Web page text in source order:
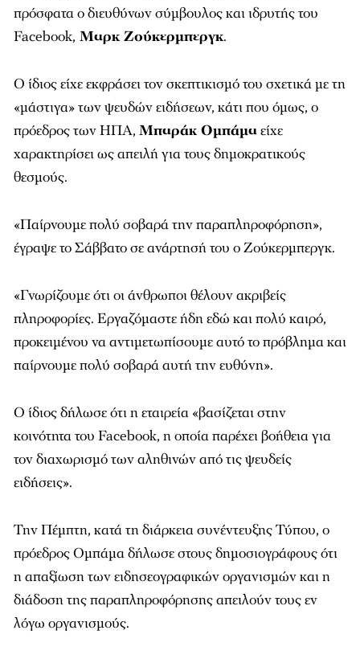
πρόσφατα ο διευθύνων σύμβουλος και ιδρυτής του
Facebook, Μαρκ Ζούκερμπεργκ.
Ο ίδιος είχε εκφράσει τον σκεπτικισμό του σχετικά με τη
«μάστιγα» των ψευδών ειδήσεων, κάτι που όμως, ο
πρόεδρος των ΗΠΑ, Μπαράκ Ομπάμαείχε
χαρακτηρίσει ως απειλή για τους δημοκρατικούς
θεσμούς.
«Παίρνουμε πολύ σοβαρά την παραπληροφόρηση»,
έγραψε το Σάββατο σε ανάρτησή του ο Ζούκερμπεργκ.
«Γνωρίζουμε ότι οι άνθρωποι θέλουν ακριβείς
πληροφορίες. Εργαζόμαστε ήδη εδώ και πολύ καιρό,
προκειμένου να αντιμετωπίσουμε αυτό το πρόβλημα και
παίρνουμε πολύ σοβαρά αυτή την ευθύνη».
Ο ίδιος δήλωσε ότι η εταιρεία «βασίζεται στην
κοινότητα του Facebook, η οποία παρέχει βοήθεια για
τον διαχωρισμό των αληθινών από τις ψευδείς
ειδήσεις».
Την Πέμπτη, κατά τη διάρκεια συνέντευξης Τύπου, ο
πρόεδρος Ομπάμα δήλωσε στους δημοσιογράφους ότι
η απαξίωση των ειδησεογραφικών οργανισμών και η
διάδοση της παραπληροφόρησης απειλούν τους εν
λόγω οργανισμούς.